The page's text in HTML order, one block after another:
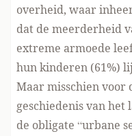
overheid, waar
dat de meerderheid
extreme armoede
hun kinderen (61%)
Maar misschien voor
geschiedenis van
de obligate “urbane